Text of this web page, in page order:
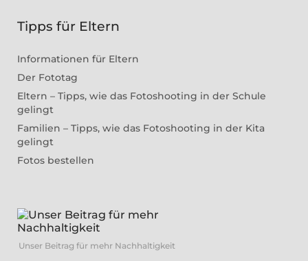
Tipps für Eltern
Informationen für Eltern
Der Fototag
Eltern – Tipps, wie das Fotoshooting in der Schule
gelingt
Familien – Tipps, wie das Fotoshooting in der Kita
gelingt
Fotos bestellen
Unser Beitrag für mehr Nachhaltigkeit